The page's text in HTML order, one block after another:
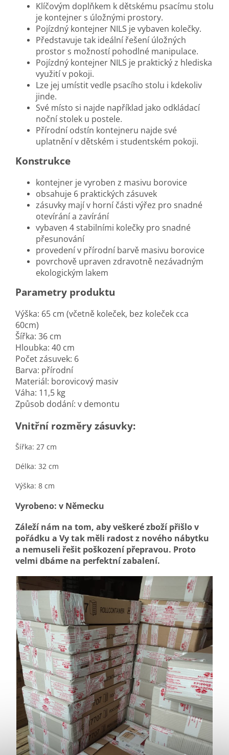
Klíčovým doplňkem k dětskému psacímu stolu
je kontejner s úložnými prostory.
Pojízdný kontejner NILS je vybaven kolečky.
Představuje tak ideální řešení úložných
prostor s možností pohodlné manipulace.
Pojízdný kontejner NILS je praktický z hlediska
využití v pokoji.
Lze jej umístit vedle psacího stolu i kdekoliv
jinde.
Své místo si najde například jako odkládací
noční stolek u postele.
Přírodní odstín kontejneru najde své
uplatnění v dětském i studentském pokoji.
Konstrukce
kontejner je vyroben z masivu borovice
obsahuje 6 praktických zásuvek
zásuvky mají v horní části výřez pro snadné
otevírání a zavírání
vybaven 4 stabilními kolečky pro snadné
přesunování
provedení v přírodní barvě masivu borovice
povrchově upraven zdravotně nezávadným
ekologickým lakem
Parametry produktu
Výška: 65 cm (včetně koleček, bez koleček cca
60cm)
Šířka: 36 cm
Hloubka: 40 cm
Počet zásuvek: 6
Barva: přírodní
Materiál: borovicový masiv
Váha: 11,5 kg
Způsob dodání: v demontu
Vnitřní rozměry zásuvky:
Šířka: 27 cm
Délka: 32 cm
Výška: 8 cm
Vyrobeno: v Německu
Záleží nám na tom, aby veškeré zboží přišlo v
pořádku a Vy tak měli radost z nového nábytku
a nemuseli řešit poškození přepravou. Proto
velmi dbáme na perfektní zabalení.